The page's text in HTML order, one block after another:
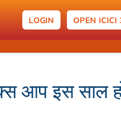
LOGIN OPEN ICICI
आप इस साल